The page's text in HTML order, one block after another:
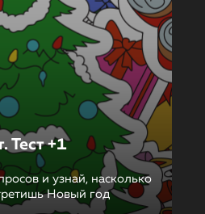
Тест +1
и узнай, насколько
Новый год